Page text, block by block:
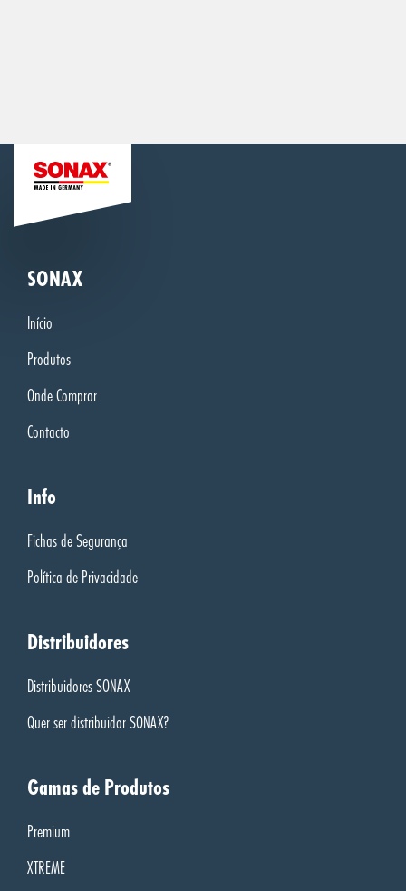
SONAX
Início
Produtos
Onde Comprar
Contacto
Info
Fichas de Segurança
Política de Privacidade
Distribuidores
Distribuidores SONAX
Quer ser distribuidor SONAX?
Gamas de Produtos
Premium
XTREME